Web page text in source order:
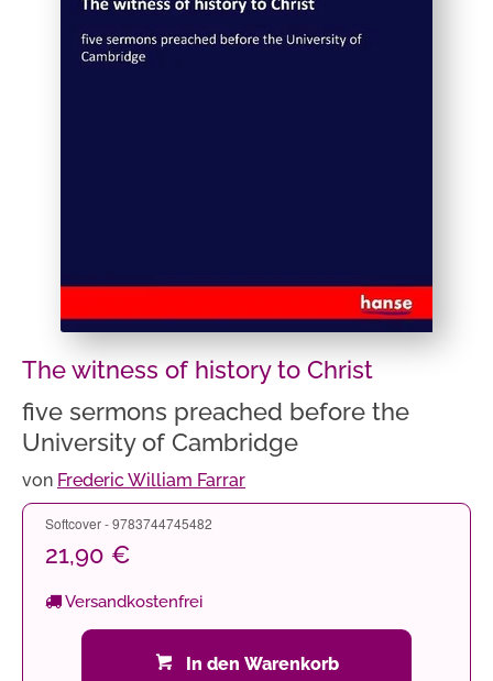
The witness of history to Christ
five sermons preached before the
University of Cambridge
von Frederic William Farrar
Softcover - 9783744745482
21,90 €
Versandkostenfrei
In den Warenkorb